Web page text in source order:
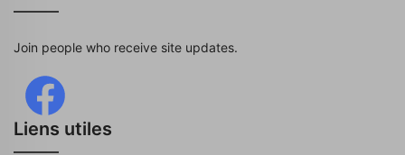
Join people who receive site updates.
Liens utiles